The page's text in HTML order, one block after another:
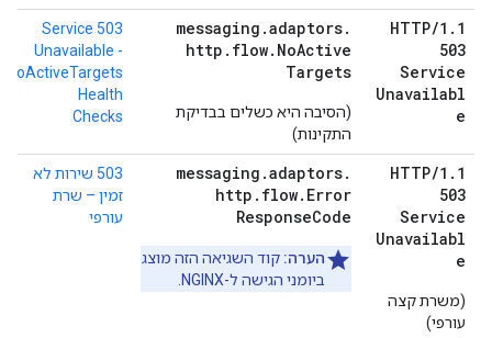
HTTP/1 . 1
503
Service
Unavailabl
e
messaging .adaptors.
http . flow. NoActive
Targets
(הסיבה היא כשלים בבדיקת
התקינות)
503 Service
Unavailable -
NoActiveTargets
Health
Checks
HTTP/1 . 1
503
Service
Unavailabl
e
(משרת קצה
עורפי)
messaging .adaptors.
http . flow. Error
ResponseCode
הערה: קוד השגיאה הזה מוצג
ביומני הגישה ל-NGINX.
503 שירות לא
זמין – שרת
עורפי